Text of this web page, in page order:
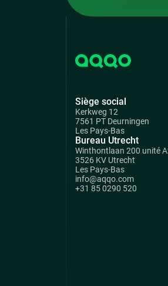
Siège social
Kerkweg 12
7561 PT Deurningen
Les Pays-Bas
Bureau Utrecht
Winthontlaan 200 unité
3526 KV Utrecht
Les Pays-Bas
info@aqqo.com
+31 85 0290 520